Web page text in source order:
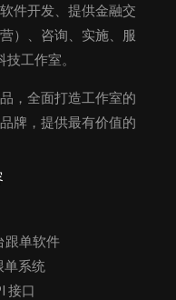
件开发、提供金融交
）、咨询、实施、服
工作室。
，全面打造工作室的
牌，提供最有价值的
跟单软件
单系统
接口